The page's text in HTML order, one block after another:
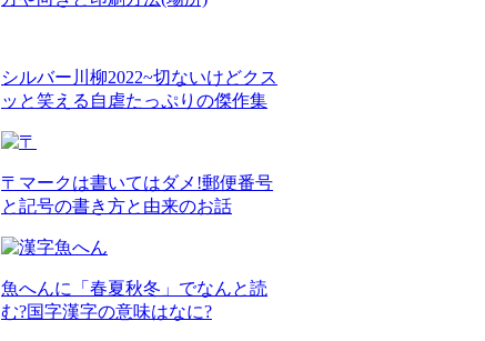
シルバー川柳2022~切ないけどクス
ッと笑える自虐たっぷりの傑作集
〒マークは書いてはダメ!郵便番号
と記号の書き方と由来のお話
魚へんに「春夏秋冬」でなんと読
む?国字漢字の意味はなに?